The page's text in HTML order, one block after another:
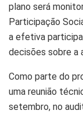
plano será
Participação
a efetiva
decisões sobre a
Como parte do
uma reunião
setembro, no